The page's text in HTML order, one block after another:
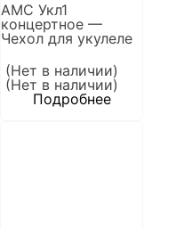
AMC Укл1
концертное —
Чехол для укулеле
(Нет в наличии)
(Нет в наличии)
Подробнее